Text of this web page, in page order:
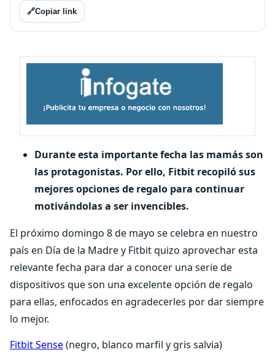
🔗Copiar link
Durante esta importante fecha las mamás son
las protagonistas. Por ello, Fitbit recopiló sus
mejores opciones de regalo para continuar
motivándolas a ser invencibles.
El próximo domingo 8 de mayo se celebra en nuestro
país en Día de la Madre y Fitbit quizo aprovechar esta
relevante fecha para dar a conocer una serie de
dispositivos que son una excelente opción de regalo
para ellas, enfocados en agradecerles por dar siempre
lo mejor.
Fitbit Sense(negro, blanco marfil y gris salvia)